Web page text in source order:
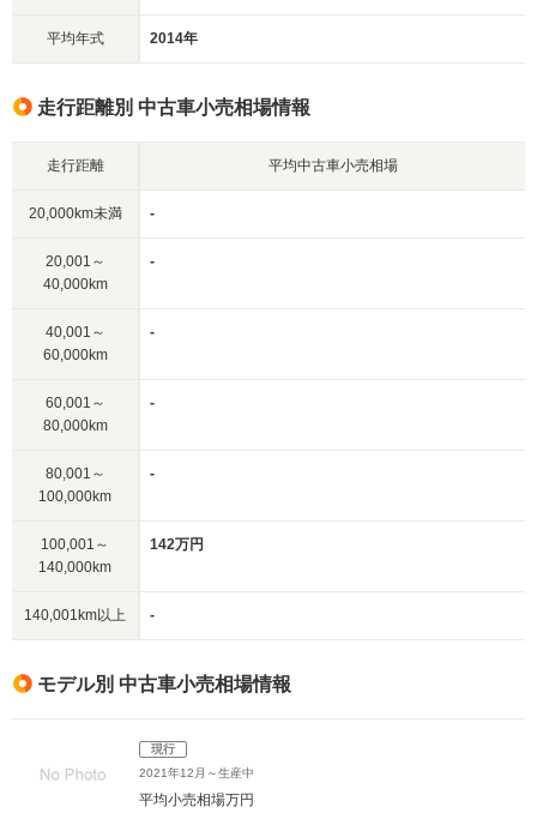
平均年式 2014年
走行距離別 中古車小売相場情報
走行距離 平均中古車小売相場
20,000km未満 -
20,001～
40,000km
-
40,001～
60,000km
-
60,001～
80,000km
-
80,001～
100,000km
-
100,001～
140,000km
142万円
140,001km以上 -
モデル別 中古車小売相場情報
現行
2021年12月～生産中
平均小売相場万円